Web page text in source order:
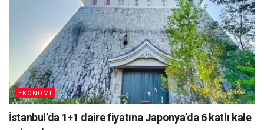
EKONOMI
İstanbul’da 1+1 daire fiyatına Japonya’da 6 katlı kale